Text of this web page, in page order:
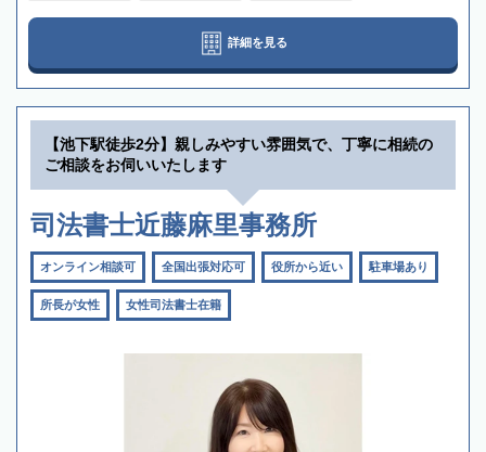
詳細を見る
【池下駅徒歩2分】親しみやすい雰囲気で、丁寧に相続の
ご相談をお伺いいたします
司法書士近藤麻里事務所
オンライン相談可 全国出張対応可 役所から近い 駐車場あり
所長が女性 女性司法書士在籍